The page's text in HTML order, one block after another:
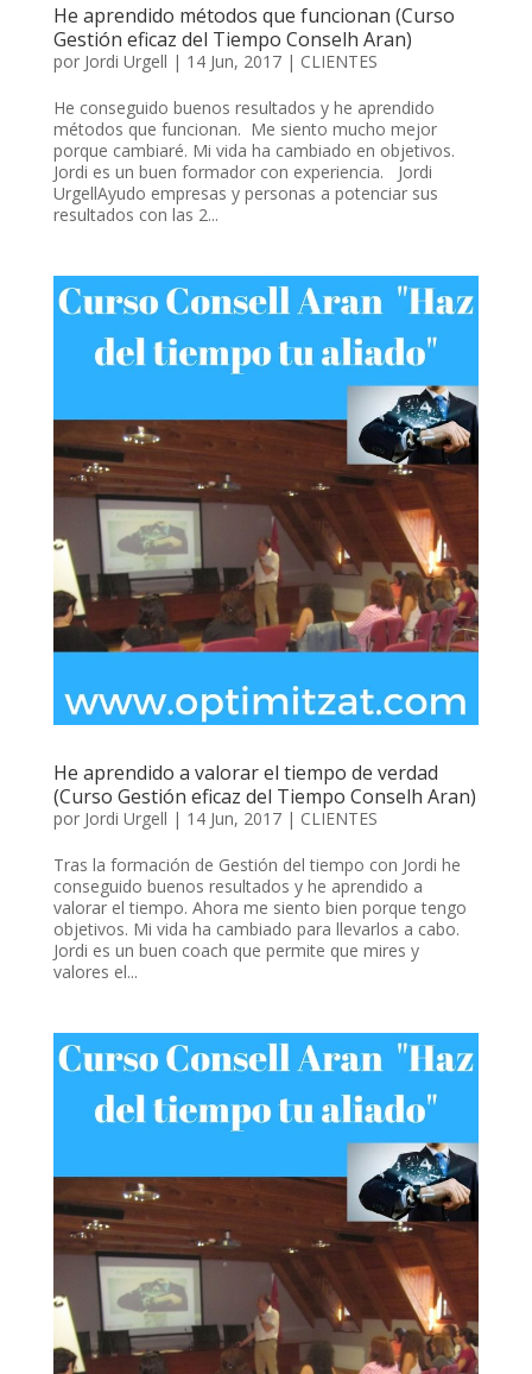
He aprendido métodos que funcionan (Curso
Gestión eficaz del Tiempo Conselh Aran)
por Jordi Urgell | 14 Jun, 2017| CLIENTES
He conseguido buenos resultados y he aprendido
métodos que funcionan. Me siento mucho mejor
porque cambiaré. Mi vida ha cambiado en objetivos.
Jordi es un buen formador con experiencia. Jordi
UrgellAyudo empresas y personas a potenciar sus
resultados con las 2...
He aprendido a valorar el tiempo de verdad
(Curso Gestión eficaz del Tiempo Conselh Aran)
por Jordi Urgell | 14 Jun, 2017| CLIENTES
Tras la formación de Gestión del tiempo con Jordi he
conseguido buenos resultados y he aprendido a
valorar el tiempo. Ahora me siento bien porque tengo
objetivos. Mi vida ha cambiado para llevarlos a cabo.
Jordi es un buen coach que permite que mires y
valores el...